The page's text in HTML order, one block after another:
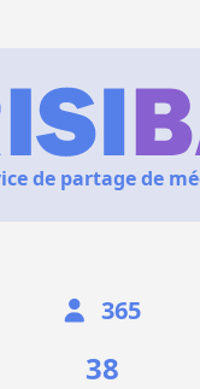
de partage de
365
38